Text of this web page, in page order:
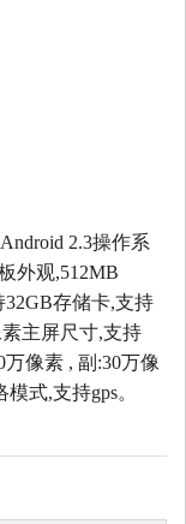
2.3操作系
外观,512MB
32GB存储卡,支持
主屏尺寸,支持
像素 , 副:30万像
式,支持gps。